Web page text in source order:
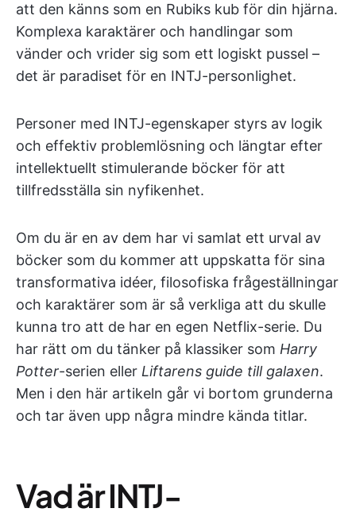
att den känns som en Rubiks kub för din hjärna.
Komplexa karaktärer och handlingar som
vänder och vrider sig som ett logiskt pussel –
det är paradiset för en INTJ-personlighet.
Personer med INTJ-egenskaper styrs av logik
och effektiv problemlösning och längtar efter
intellektuellt stimulerande böcker för att
tillfredsställa sin nyfikenhet.
Om du är en av dem har vi samlat ett urval av
böcker som du kommer att uppskatta för sina
transformativa idéer, filosofiska frågeställningar
och karaktärer som är så verkliga att du skulle
kunna tro att de har en egen Netflix-serie. Du
har rätt om du tänker på klassiker som Harry
Potter-serien eller Liftarens guide till galaxen.
Men i den här artikeln går vi bortom grunderna
och tar även upp några mindre kända titlar.
Vad är INTJ-